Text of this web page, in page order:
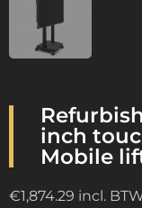
inch
Mobile
€1,874.29 incl.